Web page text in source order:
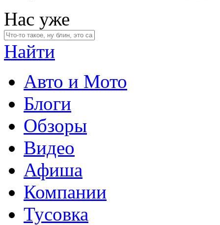
Нас уже
Найти
Авто и Мото
Блоги
Обзоры
Видео
Афиша
Компании
Тусовка